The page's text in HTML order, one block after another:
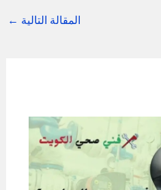
المقالة التالية ←